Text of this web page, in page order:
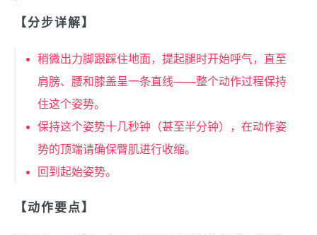
【分步详解】
稍微出力脚跟踩住地面，提起腿时开始呼气，直至
肩膀、腰和膝盖呈一条直线——整个动作过程保持
住这个姿势。
保持这个姿势十几秒钟（甚至半分钟），在动作姿
势的顶端请确保臀肌进行收缩。
回到起始姿势。
【动作要点】